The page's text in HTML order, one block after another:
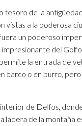
tesoro de la
vistas a la poderosa
un poderoso
del
la entrada de
barco o en burro,
de Delfos,
ladera de la montaña